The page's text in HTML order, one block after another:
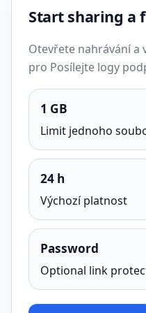
Start sharing a
Otevřete nahrávání a
pro Posílejte logy
1 GB
Limit jednoho
24 h
Výchozí platnost
Password
Optional link